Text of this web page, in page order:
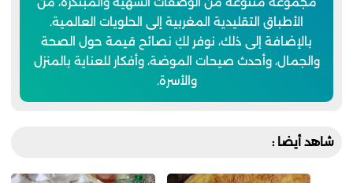
الأطباق التقليدية المغربية إلى الحلويات العالمية.
بالإضافة إلى ذلك، نوفر لكِ نصائح قيمة حول الصحة
والجمال، وأحدث صيحات الموضة، وأفكار للعناية بالمنزل
والأسرة.
شاهد أيضا :